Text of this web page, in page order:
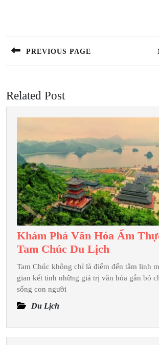
bài
PREVIOUS PAGE
Related Post
Khám Phá Văn Hóa Ẩm
Tam Chúc Du Lịch
Phá
Văn
Khi
Tam Chúc không chỉ là điểm đến tâm linh
gian kết tinh những giá trị văn hóa gắn bó
sống con người
Du Lịch